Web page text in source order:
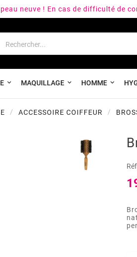
neuve ! En cas de difficulté de
MAQUILLAGE HOMME
ACCESSOIRE COIFFEUR